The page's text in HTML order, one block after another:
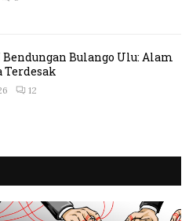
Bulango Ulu: Alam
Terdesak
12